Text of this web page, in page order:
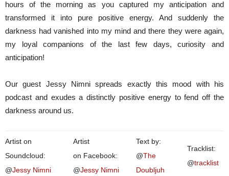
hours of the morning as you captured my anticipation and
transformed it into pure positive energy. And suddenly the
darkness had vanished into my mind and there they were again,
my loyal companions of the last few days, curiosity and
anticipation!
Our guest Jessy Nimni spreads exactly this mood with his
podcast and exudes a distinctly positive energy to fend off the
darkness around us.
Artist on
Soundcloud:
@Jessy Nimni
Artist
on Facebook:
@Jessy Nimni
Text by:
@The
Doubljuh
Tracklist:
@tracklist